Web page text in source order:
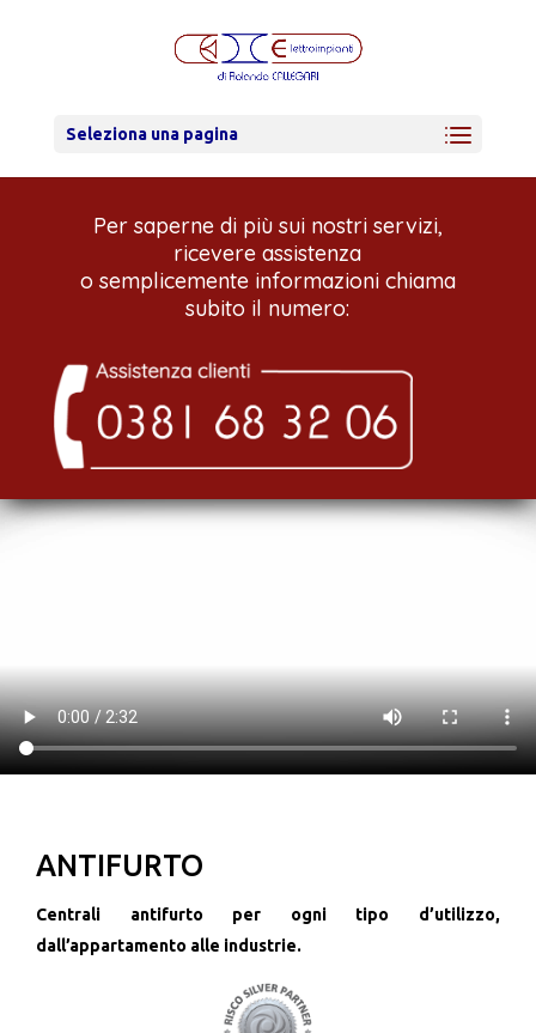
Seleziona una pagina
Per saperne di più sui nostri servizi,
ricevere assistenza
o semplicemente informazioni chiama
subito il numero:
ANTIFURTO
Centrali antifurto per ogni tipo d’utilizzo,
dall’appartamento alle industrie.